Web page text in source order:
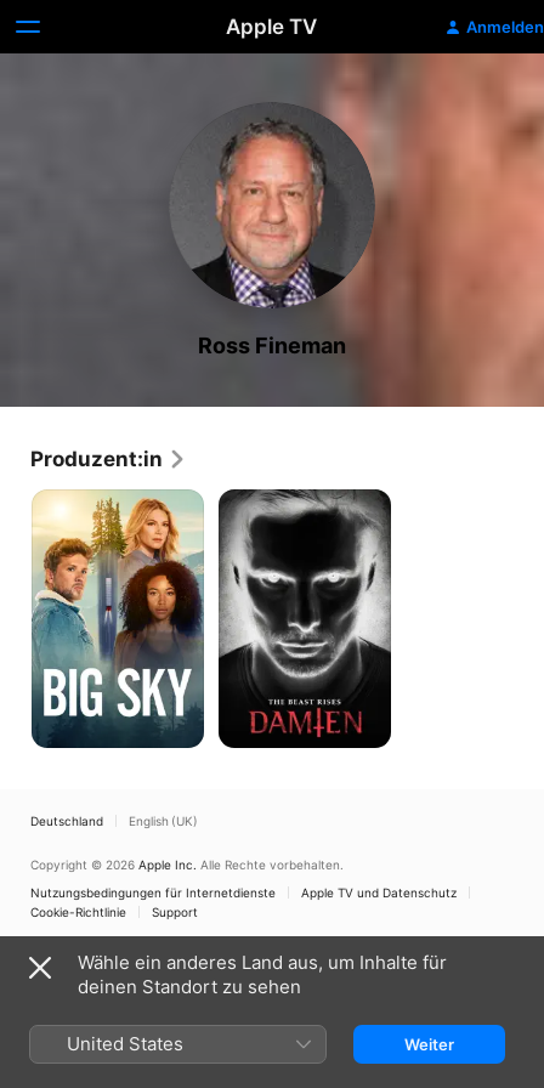
Apple TV Anmelden
Ross Fineman
Produzent:in
Big
Sky
Damien
Deutschland English (UK)
Copyright © 2026 Apple Inc. Alle Rechte vorbehalten.
Nutzungsbedingungen für Internetdienste
Apple TV und Datenschutz
Cookie-Richtlinie
Support
Wähle ein anderes Land aus, um Inhalte für
deinen Standort zu sehen
United States Weiter